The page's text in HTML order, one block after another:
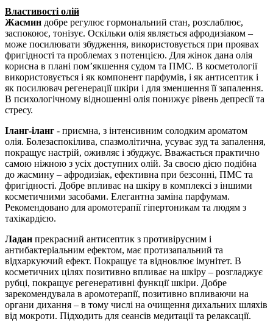
Властивості олій
Жасмин добре регулює гормональний стан, розслаблює,
заспокоює, тонізує. Оскільки олія являється афродизіаком –
може посилювати збудження, використовується при проявах
фригідності та проблемах з потенцією. Для жінок дана олія
корисна в плані пом’якшення судом та ПМС. В косметології
використовується і як компонент парфумів, і як антисептик і
як посилювач регенерації шкіри і для зменшення її запалення.
В психологічному відношенні олія понижує рівень депресії та
стресу.
Іланг-іланг - приємна, з інтенсивним солодким ароматом
олія. Болезаспокілива, спазмолітична, усуває зуд та запалення,
покращує настрій, оживляє і збуджує. Вважається практично
самою ніжною з усіх доступних олій. За своєю дією подібна
до жасмину – афродизіак, ефективна при безсонні, ПМС та
фригідності. Добре впливає на шкіру в комплексі з іншими
косметичними засобами. Елегантна заміна парфумам.
Рекомендовано для аромотерапії гіпертоникам та людям з
тахікардією.
Ладан прекрасний антисептик з противірусним і
антибактеріальним ефектом, має протизапальний та
відхаркуючий ефект. Покращує та відновлює імунітет. В
косметичних цілях позитивно впливає на шкіру – розгладжує
рубці, покращує регенеративні функції шкіри. Добре
зарекомендувала в аромотерапії, позитивно впливаючи на
органи дихання – в тому числі на очищення дихальних шляхів
від мокроти. Підходить для сеансів медитації та релаксації.